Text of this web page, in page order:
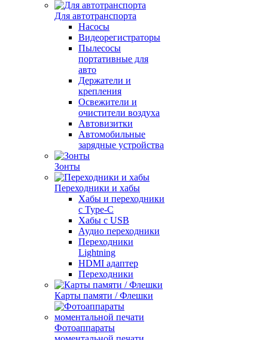
Для автотранспорта
Насосы
Видеорегистраторы
Пылесосы
портативные для
авто
Держатели и
крепления
Освежители и
очистители воздуха
Автовизитки
Автомобильные
зарядные устройства
Зонты
Переходники и хабы
Хабы и переходники
с Type-C
Хабы с USB
Аудио переходники
Переходники
Lightning
HDMI адаптер
Переходники
Карты памяти / Флешки
Фотоаппараты